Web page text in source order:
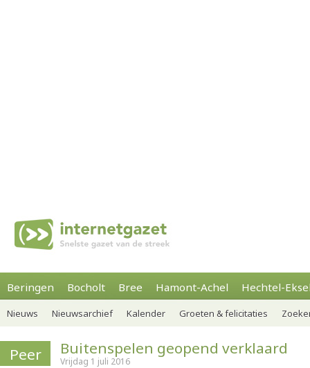
Beringen Bocholt Bree Hamont-Achel Hechtel-
Nieuws Nieuwsarchief Kalender Groeten & felicitaties
Peer Buitenspelen geopend verklaard
Vrijdag 1 juli 2016